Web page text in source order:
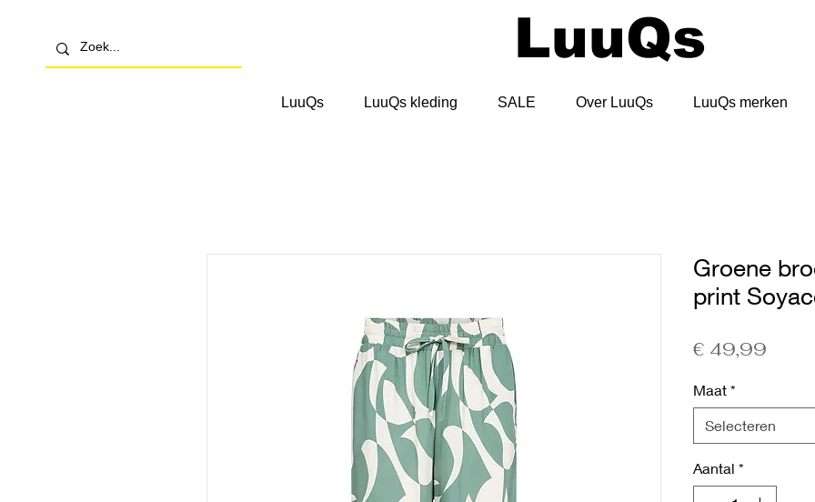
LuuQs
LuuQs LuuQs kleding SALE Over LuuQs LuuQs merken
Groene
print
€ 49,99
Maat *
Selecteren
Aantal *